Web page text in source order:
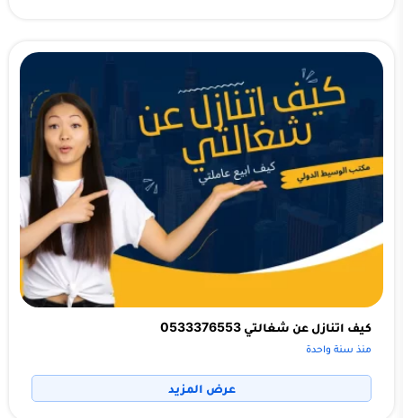
كيف اتنازل عن شغالتي 0533376553
منذ سنة واحدة
عرض المزيد